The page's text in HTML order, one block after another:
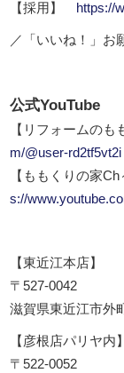
【採用】
https://
／「いいね！」お
公式YouTube
【リフォームの
m/@user-rd2tf5vt2i
【ももくりの家
s://
【東近江本店】
〒527-0042
滋賀県東近江市外
【彦根店パリヤ内】
〒522-0052